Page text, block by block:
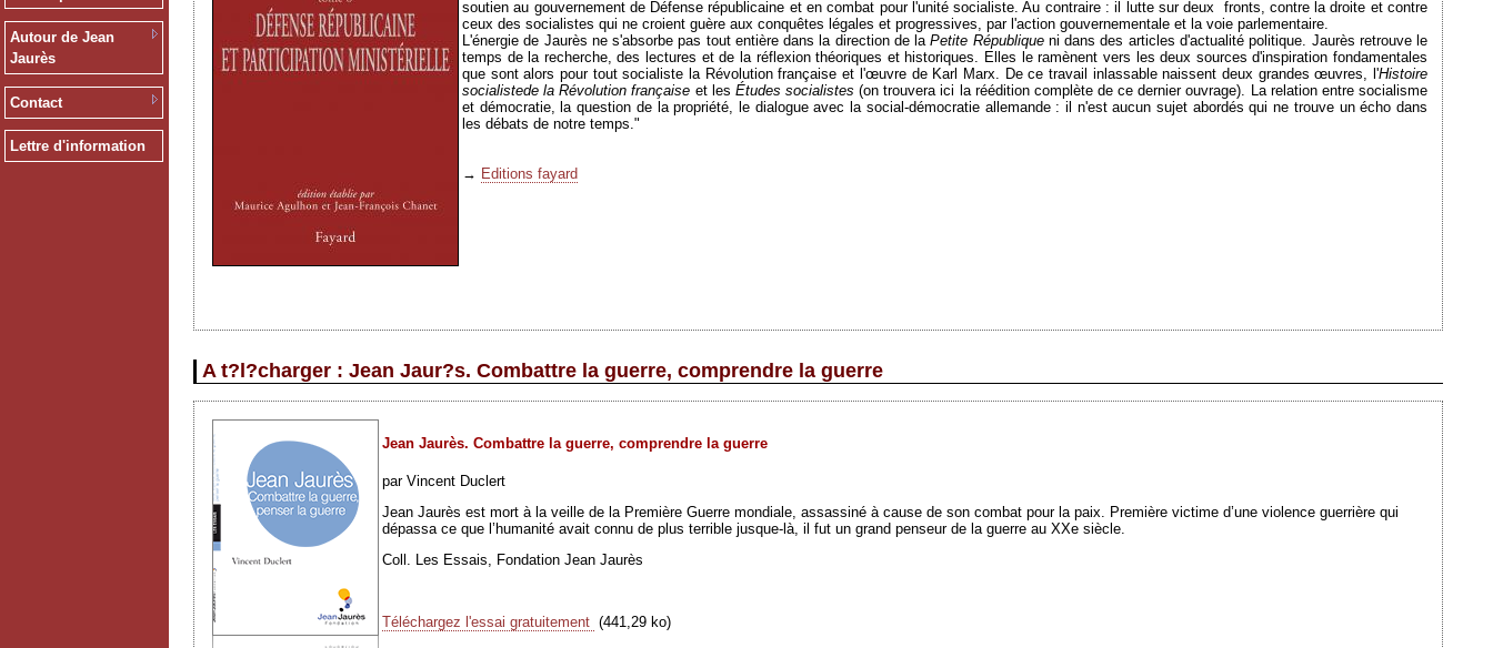
Autour de Jean
Jaurès
Contact
Lettre d'information
soutien au gouvernementde Défenserépublicaine et en combat pour l'unitésocialiste. Au contraire:il luttesurdeux fronts, contreladroite etcontre
ceux des socialistes qui ne croient guère aux conquêtes légales et progressives, par l'action gouvernementale et la voie parlementaire.
L'énergie de Jaurès ne s'absorbe pas tout entière dans la direction de laPetite République ni dans des articles d'actualité politique. Jaurès retrouve le
temps de la recherche, des lectures et de la réflexion théoriques et historiques. Elles le ramènent vers lesdeux sources d'inspiration fondamentales
que sontalors pour toutsocialiste la Révolution française et l'œuvre de Karl Marx. Dece travail inlassable naissent deux grandes œuvres, l'Histoire
socialistede la Révolution française et les Études socialistes (on trouvera ici la réédition complète de ce dernier ouvrage). La relation entre socialisme
et démocratie, la question de la propriété, le dialogue avec la social-démocratie allemande : il n'est aucun sujet abordés qui ne trouve un écho dans
les débats de notre temps."
→ Editions fayard
A t?l?charger : Jean Jaur?s. Combattre la guerre, comprendre la guerre
Jean Jaurès. Combattre la guerre, comprendre la guerre
par Vincent Duclert
Jean Jaurès est mort à la veille de la Première Guerre mondiale, assassiné à cause de son combat pour la paix. Première victime d’une violence guerrière qui
dépassa ce que l’humanité avait connu de plus terrible jusque-là, il fut un grand penseur de la guerre au XXe siècle.
Coll. Les Essais, Fondation Jean Jaurès
Téléchargez l'essai gratuitement (441,29 ko)